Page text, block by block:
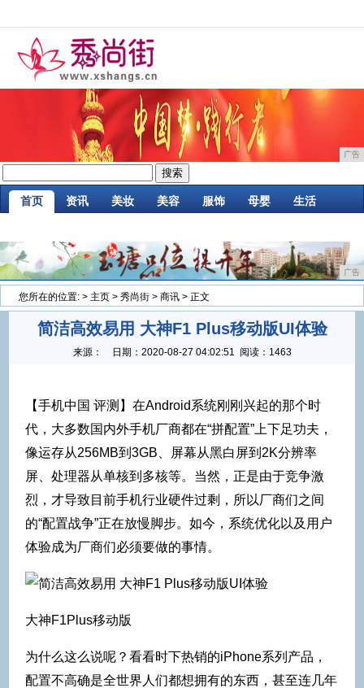
广告
首页 资讯 美妆 美容 服饰 母婴 生活
广告
您所在的位置: > 主页 > 秀尚街 > 商讯 > 正文
简洁高效易用 大神F1 Plus移动版UI体验
来源： 日期： 2020-08-27 04:02:51 阅读：1463
【手机中国 评测】在Android系统刚刚兴起的那个时
代，大多数国内外手机厂商都在“拼配置”上下足功夫，
像运存从256MB到3GB、屏幕从黑白屏到2K分辨率
屏、处理器从单核到多核等。当然，正是由于竞争激
烈，才导致目前手机行业硬件过剩，所以厂商们之间
的“配置战争”正在放慢脚步。如今，系统优化以及用户
体验成为厂商们必须要做的事情。
大神F1Plus移动版
为什么这么说呢？看看时下热销的iPhone系列产品，
配置不高确是全世界人们都想拥有的东西，甚至连几年